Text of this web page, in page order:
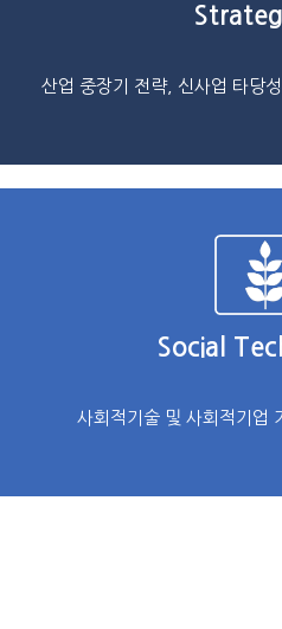
산업 중장기 전략, 신사업 타당
Social
사회적기술 및 사회적기업